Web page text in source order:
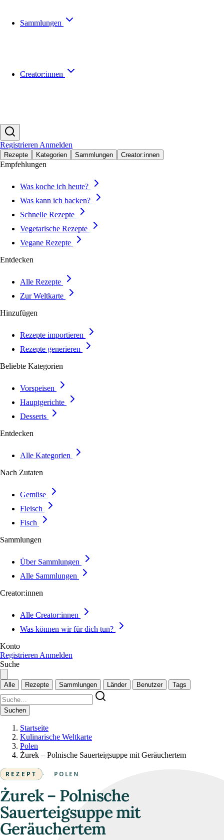
Sammlungen
Creator:innen
Registrieren Anmelden
Rezepte Kategorien Sammlungen Creator:innen
Empfehlungen
Was koche ich heute?
Was kann ich backen?
Schnelle Rezepte
Vegetarische Rezepte
Vegane Rezepte
Entdecken
Alle Rezepte
Zur Weltkarte
Hinzufügen
Rezepte importieren
Rezepte generieren
Beliebte Kategorien
Vorspeisen
Hauptgerichte
Desserts
Entdecken
Alle Kategorien
Nach Zutaten
Gemüse
Fleisch
Fisch
Sammlungen
Über Sammlungen
Alle Sammlungen
Creator:innen
Alle Creator:innen
Was können wir für dich tun?
Konto
Registrieren Anmelden
Suche
Alle Rezepte Sammlungen Länder Benutzer Tags
Suchen
Startseite
Kulinarische Weltkarte
Polen
Żurek – Polnische Sauerteigsuppe mit Geräuchertem
REZEPT · POLEN
Żurek – Polnische
Sauerteigsuppe mit
Geräuchertem